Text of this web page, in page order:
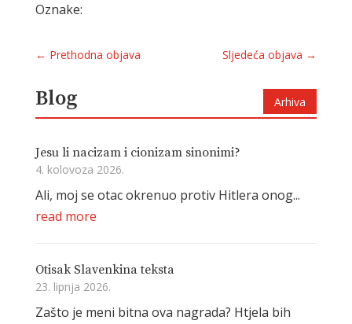
Oznake:
← Prethodna objava Sljedeća objava →
Blog Arhiva
Jesu li nacizam i cionizam sinonimi?
4. kolovoza 2026.
Ali, moj se otac okrenuo protiv Hitlera onog...
read more
Otisak Slavenkina teksta
23. lipnja 2026.
Zašto je meni bitna ova nagrada? Htjela bih